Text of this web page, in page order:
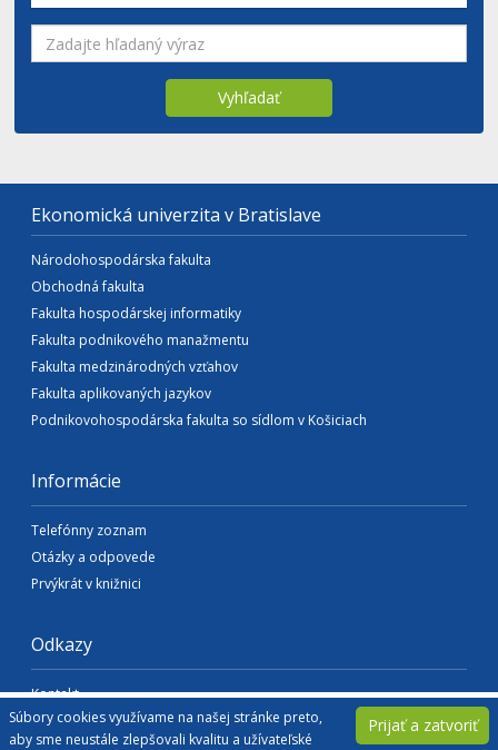
Vyhľadať
Ekonomická univerzita v Bratislave
Národohospodárska fakulta
Obchodná fakulta
Fakulta hospodárskej informatiky
Fakulta podnikového manažmentu
Fakulta medzinárodných vzťahov
Fakulta aplikovaných jazykov
Podnikovohospodárska fakulta so sídlom v Košiciach
Informácie
Telefónny zoznam
Otázky a odpovede
Prvýkrát v knižnici
Odkazy
Kontakt
Ochrana osobných údajov
Prijať a zatvoriť
Súbory cookies využívame na našej stránke preto,
aby sme neustále zlepšovali kvalitu a užívateľské